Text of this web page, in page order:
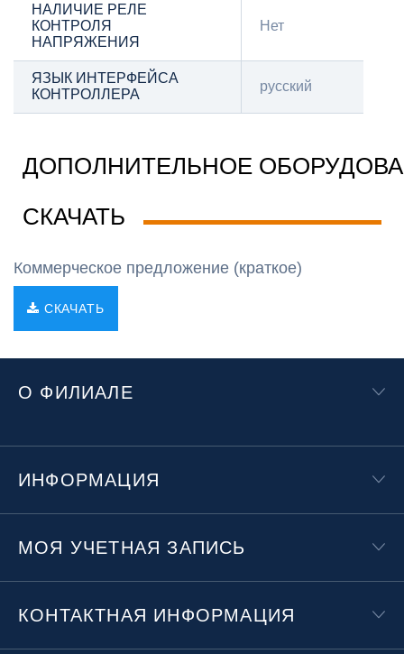
НАЛИЧИЕ РЕЛЕ
КОНТРОЛЯ
НАПРЯЖЕНИЯ
Нет
ЯЗЫК ИНТЕРФЕЙСА
КОНТРОЛЛЕРА
русский
ДОПОЛНИТЕЛЬНОЕ
СКАЧАТЬ
Коммерческое предложение (краткое)
СКАЧАТЬ
О ФИЛИАЛЕ
ИНФОРМАЦИЯ
МОЯ УЧЕТНАЯ ЗАПИСЬ
КОНТАКТНАЯ ИНФОРМАЦИЯ